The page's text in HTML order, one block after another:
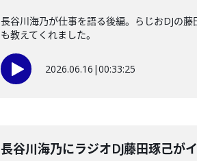
長谷川海乃が仕事を語る後編。らじおDJの
も教えてくれました。
2026.06.16 |00:33:25
長谷川海乃にラジオDJ藤田琢己が